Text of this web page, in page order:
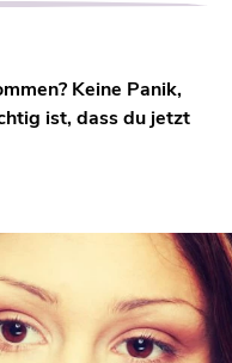
Keine Panik,
ist, dass du jetzt